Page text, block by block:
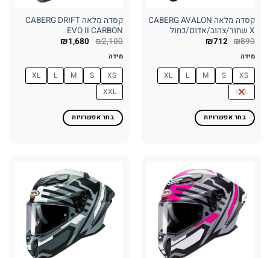
קסדה מלאה CABERG AVALON
X שחור/צהוב/אדום/כחול
₪890
₪712
מידה
XS
S
M
L
XL
XXL
בחר אפשרויות
סוגים.
ניתן
לבחור
האפשרויות
קסדה מלאה CABERG DRIFT
EVO II CARBON
₪2,100
₪1,680
מידה
XS
S
M
L
XL
XXL
בחר אפשרויות
סוגים.
ניתן
לבחור
האפשרויות